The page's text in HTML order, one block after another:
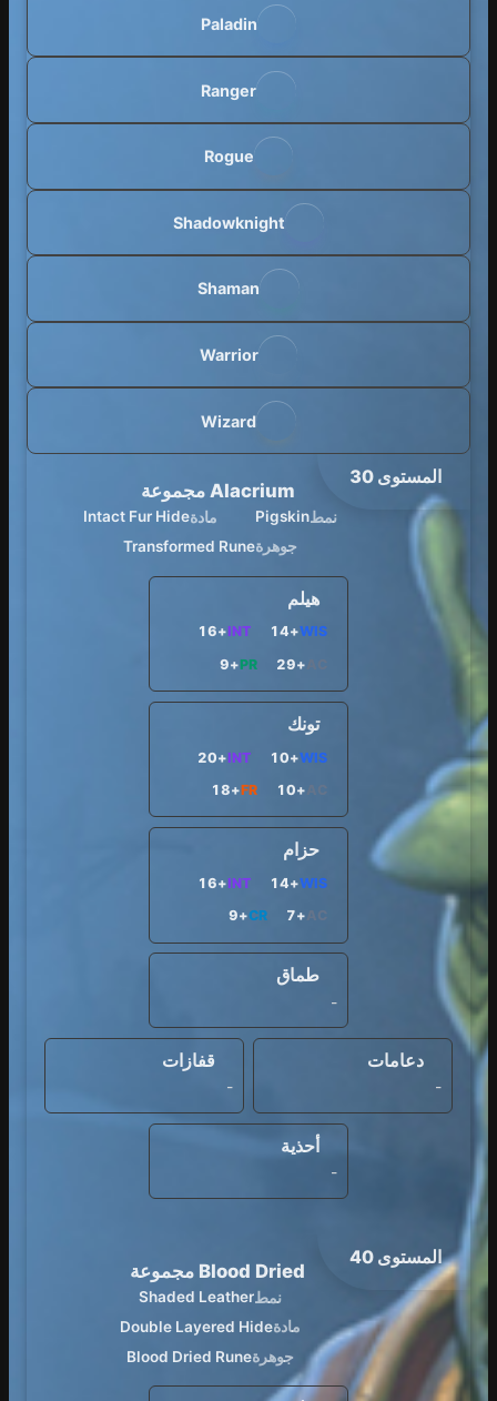
Paladin
Ranger
Rogue
Shadowknight
Shaman
Warrior
Wizard
المستوى 30
Alacrium مجموعة
نمطPigskin مادةIntact Fur Hide
جوهرةTransformed Rune
هيلم
WIS
+14
INT
+16
+29
PR
+9
تونك
WIS
+10
INT
+20
AC
+10
FR
+18
حزام
WIS
+14
INT
+16
AC
+7
CR
+9
طماق
-
دعامات
-
قفازات
-
أحذية
-
المستوى 40
Blood Dried مجموعة
نمطShaded Leather
مادةDouble Layered Hide
جوهرةBlood Dried Rune